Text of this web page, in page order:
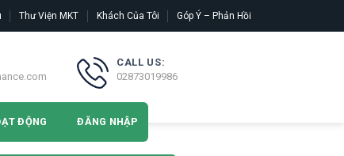
Thư Viện MKT Khách Của Tôi Góp Ý – Phản Hồi
CALL US:
02873019986
ĐỘNG ĐĂNG NHẬP